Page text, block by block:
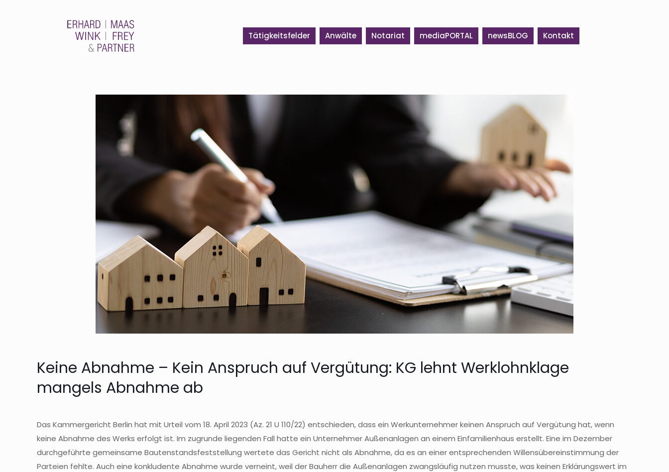
Tätigkeitsfelder Anwälte Notariat mediaPORTAL newsBLOG Kontakt
Keine Abnahme – Kein Anspruch auf Vergütung: KG lehnt Werklohnklage
mangels Abnahme ab
Das Kammergericht Berlin hat mit Urteil vom 18. April 2023 (Az. 21 U 110/22) entschieden, dass ein Werkunternehmer keinen Anspruch auf Vergütung hat, wenn
keine Abnahme des Werks erfolgt ist. Im zugrunde liegenden Fall hatte ein Unternehmer Außenanlagen an einem Einfamilienhaus erstellt. Eine im Dezember
durchgeführte gemeinsame Bautenstandsfeststellung wertete das Gericht nicht als Abnahme, da es an einer entsprechenden Willensübereinstimmung der
Parteien fehlte. Auch eine konkludente Abnahme wurde verneint, weil der Bauherr die Außenanlagen zwangsläufig nutzen musste, was keinen Erklärungswert im